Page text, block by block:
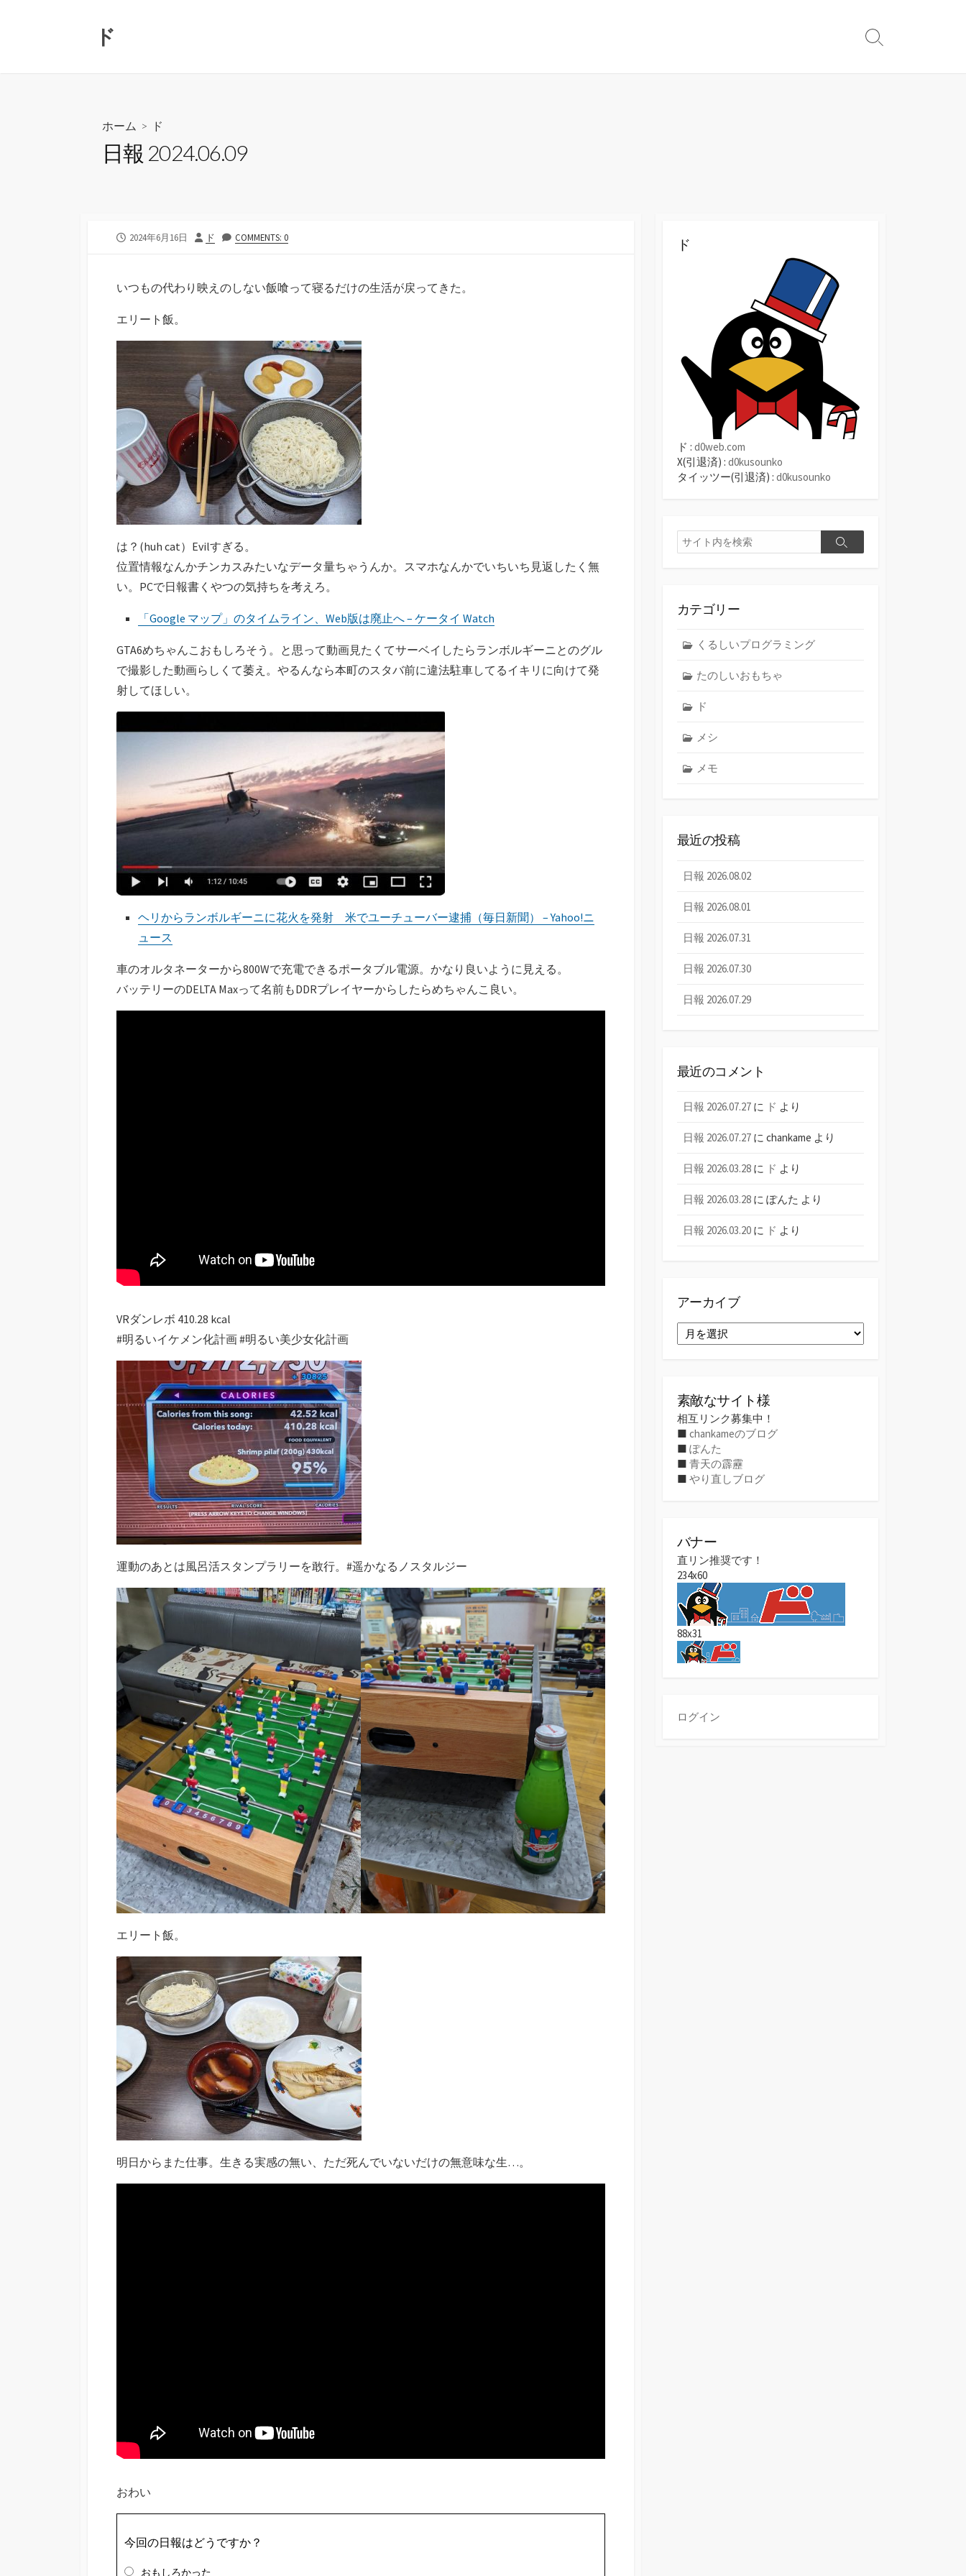
ド
検
ホーム > ド
日報 2024.06.09
公
2024年6月16日
投
ド COMMENTS: 0
いつもの代わり映えのしない飯喰って寝るだけの生活が戻ってきた。
エリート飯。
は？(huh cat）Evilすぎる。
位置情報なんかチンカスみたいなデータ量ちゃうんか。スマホなんかでいちいち見返したく無
い。PCで日報書くやつの気持ちを考えろ。
「Google マップ」のタイムライン、Web版は廃止へ – ケータイ Watch
GTA6めちゃんこおもしろそう。と思って動画見たくてサーベイしたらランボルギーニとのグル
で撮影した動画らしくて萎え。やるんなら本町のスタバ前に違法駐車してるイキリに向けて発
射してほしい。
ヘリからランボルギーニに花火を発射 米でユーチューバー逮捕（毎日新聞） – Yahoo!ニ
ュース
車のオルタネーターから800Wで充電できるポータブル電源。かなり良いように見える。
バッテリーのDELTA Maxって名前もDDRプレイヤーからしたらめちゃんこ良い。
VRダンレボ 410.28 kcal
#明るいイケメン化計画 #明るい美少女化計画
運動のあとは風呂活スタンプラリーを敢行。#遥かなるノスタルジー
エリート飯。
明日からまた仕事。生きる実感の無い、ただ死んでいないだけの無意味な生…。
おわい
今回の日報はどうですか？
おもしろかった
ド
ド : d0web.com
X(引退済) : d0kusounko
タイッツー(引退済) : d0kusounko
検
索
検
カテゴリー
くるしいプログラミング
たのしいおもちゃ
ド
メシ
メモ
最近の投稿
日報 2026.08.02
日報 2026.08.01
日報 2026.07.31
日報 2026.07.30
日報 2026.07.29
最近のコメント
日報 2026.07.27 に ド より
日報 2026.07.27 に chankame より
日報 2026.03.28 に ド より
日報 2026.03.28 に ぽんた より
日報 2026.03.20 に ド より
アーカイブ
ー
素敵なサイト様
相互リンク募集中！
■ chankameのブログ
■ ぽんた
■ 青天の霹靂
■ やり直しブログ
バナー
直リン推奨です！
234x60
88x31
ログイン